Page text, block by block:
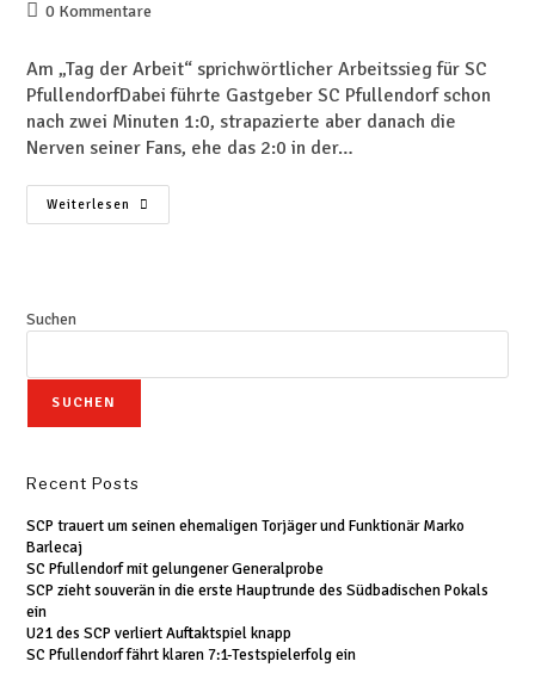
0 Kommentare
Am „Tag der Arbeit“ sprichwörtlicher Arbeitssieg für SC
PfullendorfDabei führte Gastgeber SC Pfullendorf schon
nach zwei Minuten 1:0, strapazierte aber danach die
Nerven seiner Fans, ehe das 2:0 in der…
Weiterlesen
Suchen
SUCHEN
Recent Posts
SCP trauert um seinen ehemaligen Torjäger und Funktionär Marko
Barlecaj
SC Pfullendorf mit gelungener Generalprobe
SCP zieht souverän in die erste Hauptrunde des Südbadischen Pokals
ein
U21 des SCP verliert Auftaktspiel knapp
SC Pfullendorf fährt klaren 7:1-Testspielerfolg ein